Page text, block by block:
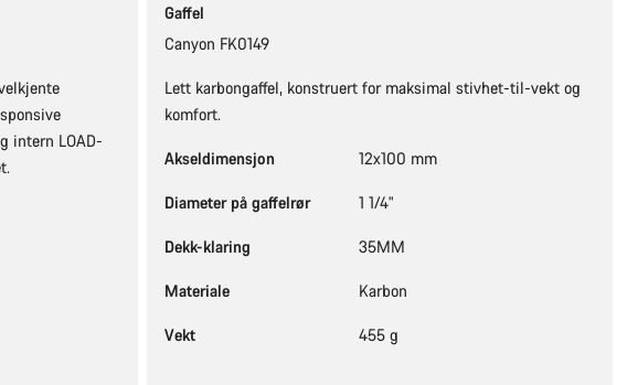
intern LOAD-
Gaffel
Canyon FK0149
Lett karbongaffel, konstruert for maksimal stivhet-til-vekt og
komfort.
Akseldimensjon 12x100 mm
Diameter på gaffelrør 1 1/4"
Dekk-klaring 35MM
Materiale Karbon
Vekt 455 g